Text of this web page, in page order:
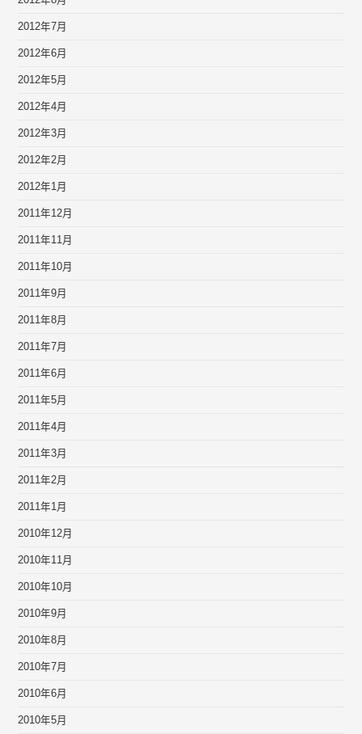
2012年7月
2012年6月
2012年5月
2012年4月
2012年3月
2012年2月
2012年1月
2011年12月
2011年11月
2011年10月
2011年9月
2011年8月
2011年7月
2011年6月
2011年5月
2011年4月
2011年3月
2011年2月
2011年1月
2010年12月
2010年11月
2010年10月
2010年9月
2010年8月
2010年7月
2010年6月
2010年5月